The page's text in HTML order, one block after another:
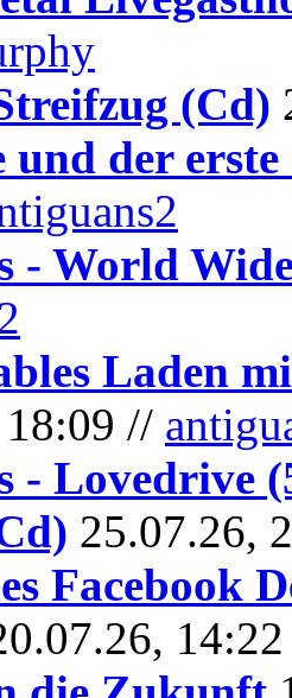
(Cd)
und der erste
- World
Laden
//
- Lovedrive
25.07.26,
Facebook